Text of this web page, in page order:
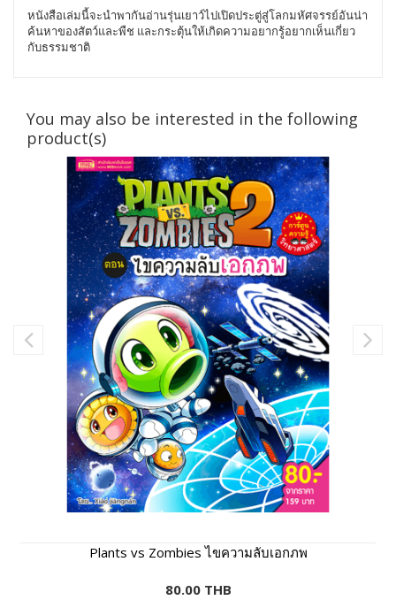
หนังสือเล่มนี้จะนำพากันอ่านรุ่นเยาว์ไปเปิดประตู่สู่โลกมหัศจรรย์อันน่า
ค้นหาของสัตว์และพืช และกระตุ้นให้เกิดความอยากรู้อยากเห็นเกี่ยว
กับธรรมชาติ
You may also be interested in the following
product(s)
Plants vs Zombies ไขความลับเอกภพ
80.00 THB